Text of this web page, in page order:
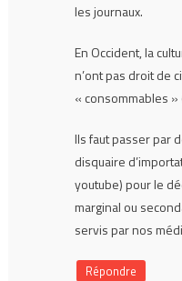
les journaux.
En Occident, la
n’ont pas droit de
« consommables »
Ils faut passer par
disquaire
youtube) pour le
marginal ou
servis par nos
Répondre